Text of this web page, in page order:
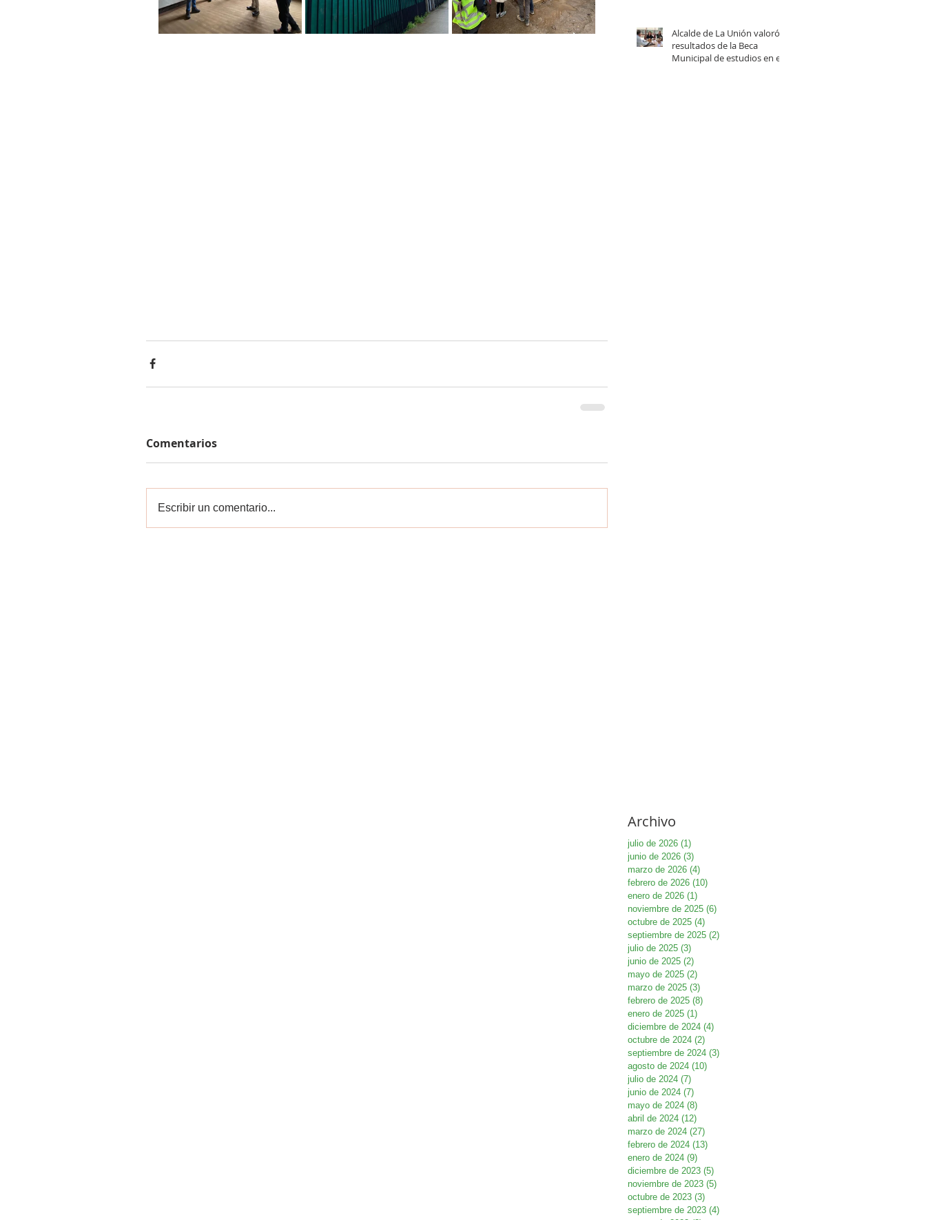
Comentarios
Escribir un comentario...
Alcalde de La Unión valoró
resultados de la Beca
Municipal de estudios en el
Archivo
julio de 2026 (1)
junio de 2026 (3)
marzo de 2026 (4)
febrero de 2026 (10)
enero de 2026 (1)
noviembre de 2025 (6)
octubre de 2025 (4)
septiembre de 2025 (2)
julio de 2025 (3)
junio de 2025 (2)
mayo de 2025 (2)
marzo de 2025 (3)
febrero de 2025 (8)
enero de 2025 (1)
diciembre de 2024 (4)
octubre de 2024 (2)
septiembre de 2024 (3)
agosto de 2024 (10)
julio de 2024 (7)
junio de 2024 (7)
mayo de 2024 (8)
abril de 2024 (12)
marzo de 2024 (27)
febrero de 2024 (13)
enero de 2024 (9)
diciembre de 2023 (5)
noviembre de 2023 (5)
octubre de 2023 (3)
septiembre de 2023 (4)